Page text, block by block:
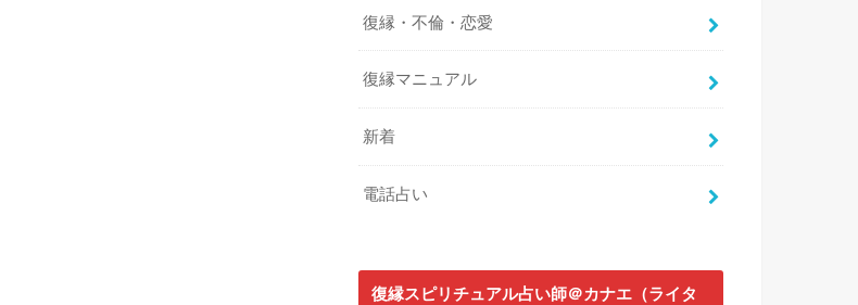
復縁・不倫・恋愛
復縁マニュアル
新着
電話占い
復縁スピリチュアル占い師＠カナエ（ライタ